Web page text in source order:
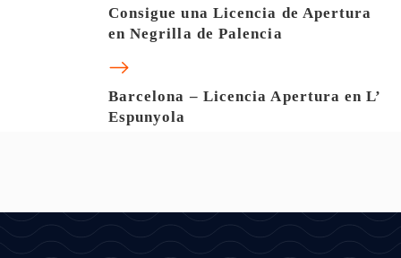
Consigue una Licencia de Apertura
en Negrilla de Palencia
Barcelona – Licencia Apertura en L’
Espunyola